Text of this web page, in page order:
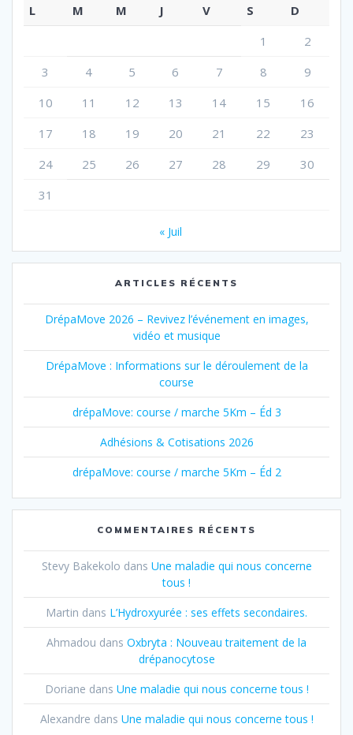
L M M J V S
D
1
2
3
4 5 6 7 8
9
10
11 12 13 14 15
16
17
18 19 20 21 22
23
24
25 26 27 28 29
30
31
« Juil
ARTICLES RÉCENTS
DrépaMove 2026 – Revivez l’événement en images,
vidéo et musique
DrépaMove : Informations sur le déroulement de la
course
drépaMove: course / marche 5Km – Éd 3
Adhésions & Cotisations 2026
drépaMove: course / marche 5Km – Éd 2
COMMENTAIRES RÉCENTS
Stevy Bakekolo dans Une maladie qui nous concerne
tous !
Martin dans L’Hydroxyurée : ses effets secondaires.
Ahmadou dans Oxbryta : Nouveau traitement de la
drépanocytose
Doriane dans Une maladie qui nous concerne tous !
Alexandre dans Une maladie qui nous concerne tous !